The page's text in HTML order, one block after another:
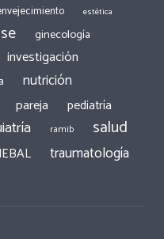
estética
ginecología
investigación
nutrición
pareja pediatría
ramib salud
traumatología